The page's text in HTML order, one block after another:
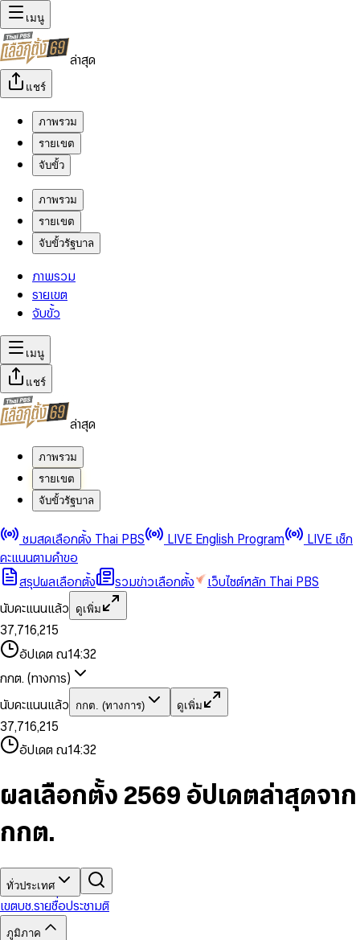
เมนู
ล่าสุด
แชร์
ภาพรวม
รายเขต
จับขั้ว
ภาพรวม
รายเขต
จับขั้วรัฐบาล
ภาพรวม
รายเขต
จับขั้ว
เมนู
แชร์
ล่าสุด
ภาพรวม
รายเขต
จับขั้วรัฐบาล
ชมสดเลือกตั้ง Thai PBS LIVE English Program
LIVE เช็ก
คะแนนตามคำขอ
สรุปผลเลือกตั้ง
รวมข่าวเลือกตั้ง
เว็บไซต์หลัก Thai PBS
นับคะแนนแล้ว
ดูเพิ่ม
0
1
2
3
4
5
6
8
9
0
1
2
3
4
5
6
7
8
9
,
0
1
2
4
6
7
8
9
0
1
2
3
4
5
6
7
8
9
0
1
3
5
6
7
8
9
,
1
2
4
5
7
8
9
0
1
3
4
6
7
8
9
0
2
3
4
5
7
8
อัปเดต ณ14:32
กกต. (ทางการ)
นับคะแนนแล้ว
กกต. (ทางการ) ดูเพิ่ม
0
1
2
3
4
5
7
8
0
1
2
4
5
6
7
8
9
,
0
1
2
4
6
7
8
9
0
1
2
3
5
6
8
9
0
1
3
5
6
7
8
,
1
2
4
6
7
9
0
1
3
5
6
8
9
0
2
3
4
5
7
9
อัปเดต ณ14:32
ผลเลือกตั้ง 2569 อัปเดตล่าสุดจาก
กกต.
ทั่วประเทศ
เขตบช.รายชื่อประชามติ
ภูมิภาค